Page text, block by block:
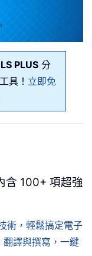
PLUS 分
具！ 立即免
含 100+ 項超強
術，輕鬆搞定電子
譯與撰寫，一鍵